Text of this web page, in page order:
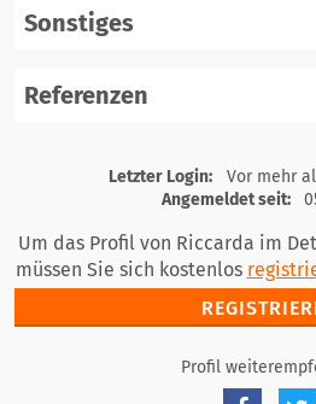
Sonstiges
Referenzen
Letzter Login:
Vor mehr
Angemeldet seit:
Um das Profil von Riccarda im
müssen Sie sich kostenlos
Profil